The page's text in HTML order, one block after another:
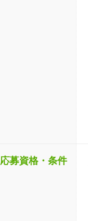
応募資格・条件